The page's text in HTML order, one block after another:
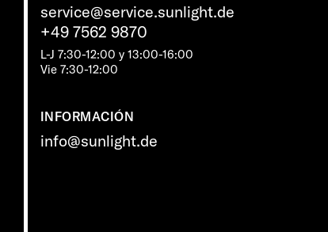
service@service.sunlight.de
+49 7562 9870
L-J 7:30-12:00 y 13:00-16:00
Vie 7:30-12:00
INFORMACIÓN
info@sunlight.de